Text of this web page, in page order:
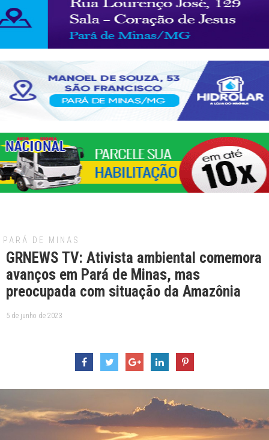
PARÁ DE MINAS
GRNEWS TV: Ativista ambiental comemora
avanços em Pará de Minas, mas
preocupada com situação da Amazônia
5 de junho de 2023